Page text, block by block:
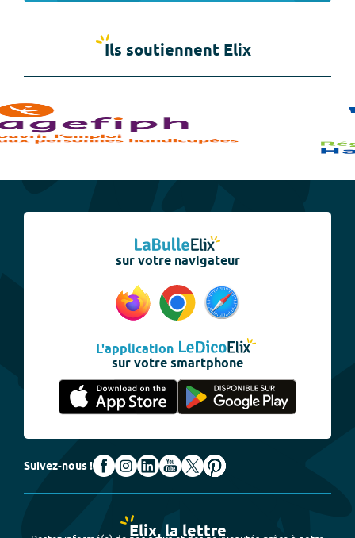
Ils soutiennent Elix
sur votre navigateur
L'application
sur votre smartphone
Suivez-nous !
Elix, la lettre